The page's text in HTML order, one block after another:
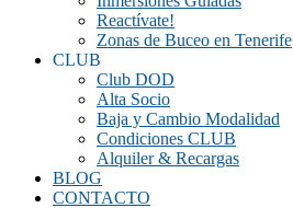
Reactívate!
Zonas de Buceo en Tenerife
CLUB
Club DOD
Alta Socio
Baja y Cambio Modalidad
Condiciones CLUB
Alquiler & Recargas
BLOG
CONTACTO